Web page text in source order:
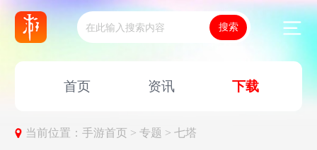
首页 资讯 下载
当前位置：手游首页 >专题 >七塔